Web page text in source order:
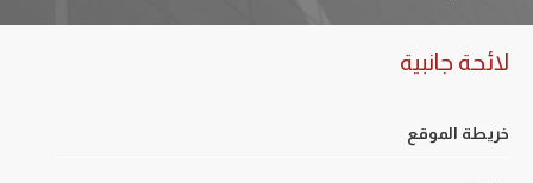
لائحة جانبية
خريطة الموقع